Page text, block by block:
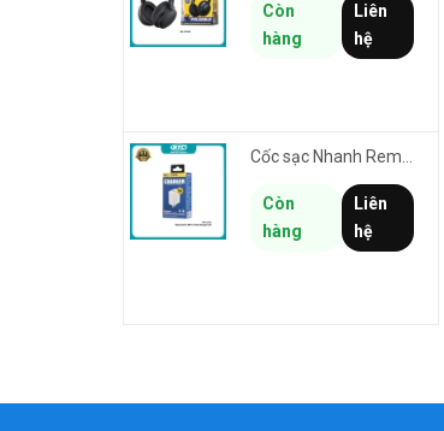
Còn
hàng
Liên
hệ
Còn
hàng
Liên
hệ